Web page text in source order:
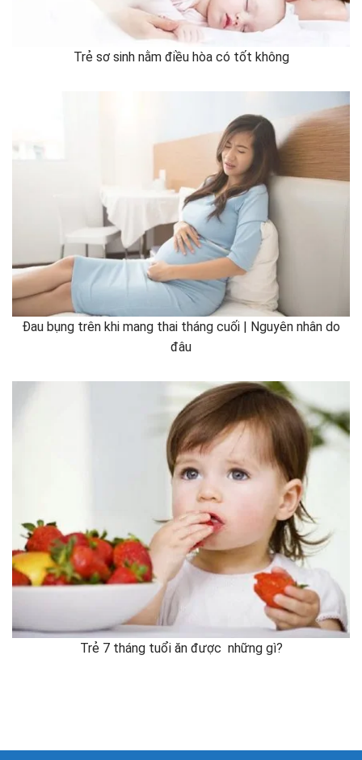
Trẻ sơ sinh nằm điều hòa có tốt không
Đau bụng trên khi mang thai tháng cuối | Nguyên nhân do
đâu
Trẻ 7 tháng tuổi ăn được những gì?